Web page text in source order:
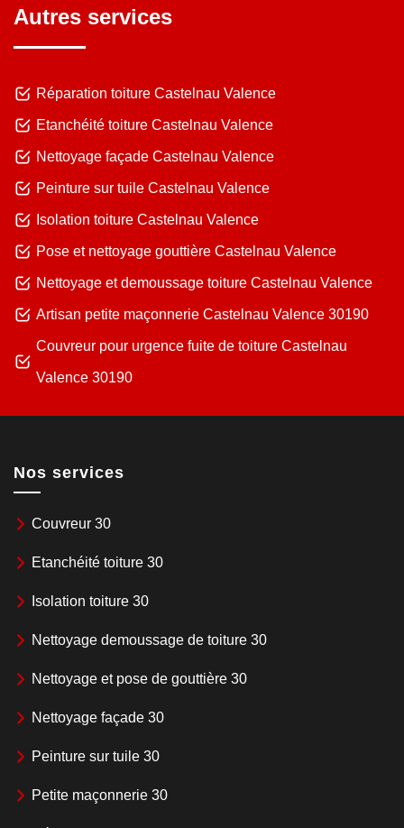
Autres services
Réparation toiture Castelnau Valence
Etanchéité toiture Castelnau Valence
Nettoyage façade Castelnau Valence
Peinture sur tuile Castelnau Valence
Isolation toiture Castelnau Valence
Pose et nettoyage gouttière Castelnau Valence
Nettoyage et demoussage toiture Castelnau Valence
Artisan petite maçonnerie Castelnau Valence 30190
Couvreur pour urgence fuite de toiture Castelnau
Valence 30190
Nos services
Couvreur 30
Etanchéité toiture 30
Isolation toiture 30
Nettoyage demoussage de toiture 30
Nettoyage et pose de gouttière 30
Nettoyage façade 30
Peinture sur tuile 30
Petite maçonnerie 30